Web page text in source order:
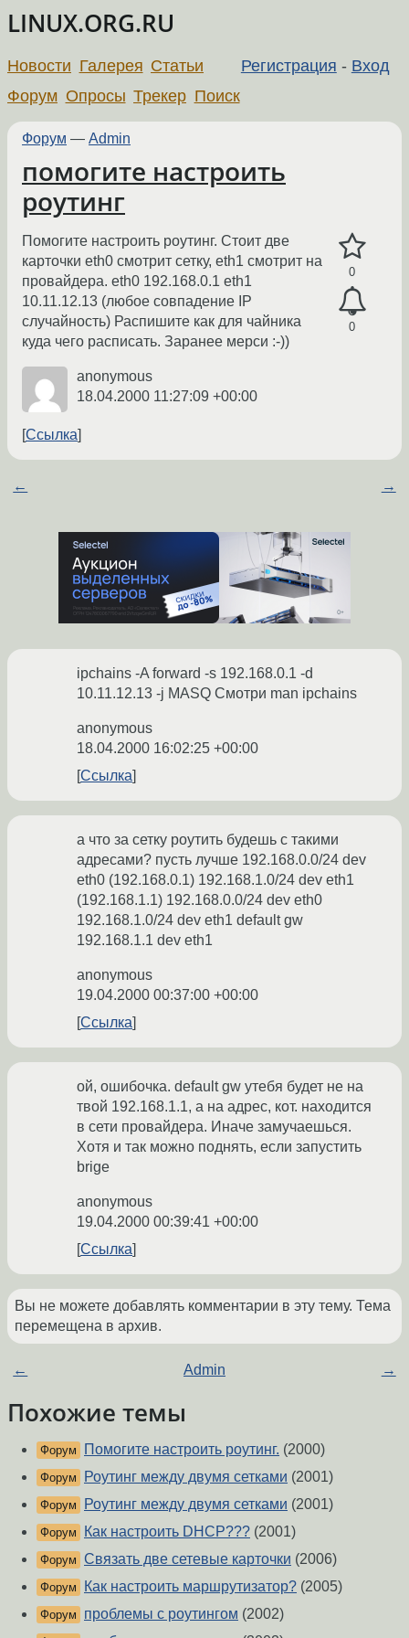
LINUX.ORG.RU
Регистрация - Вход
Новости Галерея Статьи
Форум Опросы Трекер Поиск
Форум — Admin
помогите настроить
роутинг
0
0
Помогите настроить роутинг. Стоит две
карточки eth0 смотрит сетку, eth1 смотрит на
провайдера. eth0 192.168.0.1 eth1
10.11.12.13 (любое совпадение IP
случайность) Распишите как для чайника
куда чего расписать. Заранее мерси :-))
anonymous
18.04.2000 11:27:09 +00:00
Ссылка
← →
ipchains -A forward -s 192.168.0.1 -d
10.11.12.13 -j MASQ Смотри man ipchains
anonymous
18.04.2000 16:02:25 +00:00
Ссылка
а что за сетку роутить будешь с такими
адресами? пусть лучше 192.168.0.0/24 dev
eth0 (192.168.0.1) 192.168.1.0/24 dev eth1
(192.168.1.1) 192.168.0.0/24 dev eth0
192.168.1.0/24 dev eth1 default gw
192.168.1.1 dev eth1
anonymous
19.04.2000 00:37:00 +00:00
Ссылка
ой, ошибочка. default gw утебя будет не на
твой 192.168.1.1, а на адрес, кот. находится
в сети провайдера. Иначе замучаешься.
Хотя и так можно поднять, если запустить
brige
anonymous
19.04.2000 00:39:41 +00:00
Ссылка
Вы не можете добавлять комментарии в эту тему. Тема
перемещена в архив.
← Admin →
Похожие темы
Форум Помогите настроить роутинг. (2000)
Форум Роутинг между двумя сетками (2001)
Форум Роутинг между двумя сетками (2001)
Форум Как настроить DHCP??? (2001)
Форум Связать две сетевые карточки (2006)
Форум Как настроить маршрутизатор? (2005)
Форум проблемы с роутингом (2002)